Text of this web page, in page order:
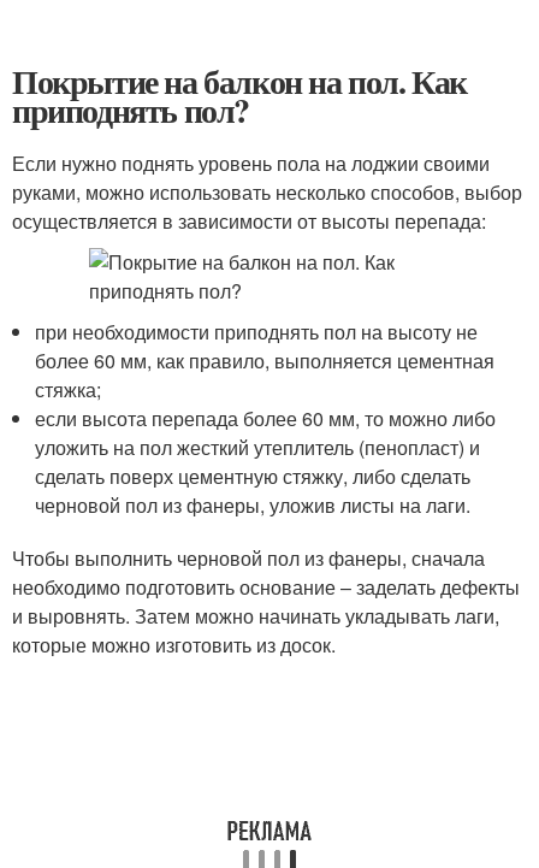
Покрытие на балкон на пол. Как
приподнять пол?
Если нужно поднять уровень пола на лоджии своими
руками, можно использовать несколько способов, выбор
осуществляется в зависимости от высоты перепада:
при необходимости приподнять пол на высоту не
более 60 мм, как правило, выполняется цементная
стяжка;
если высота перепада более 60 мм, то можно либо
уложить на пол жесткий утеплитель (пенопласт) и
сделать поверх цементную стяжку, либо сделать
черновой пол из фанеры, уложив листы на лаги.
Чтобы выполнить черновой пол из фанеры, сначала
необходимо подготовить основание – заделать дефекты
и выровнять. Затем можно начинать укладывать лаги,
которые можно изготовить из досок.